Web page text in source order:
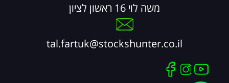
משה לוי 16 ראשון לציון
tal.fartuk@stockshunter.co.il